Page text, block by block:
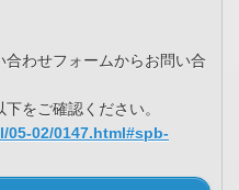
わせフォームからお問い合
をご確認ください。
02/0147.html#spb-